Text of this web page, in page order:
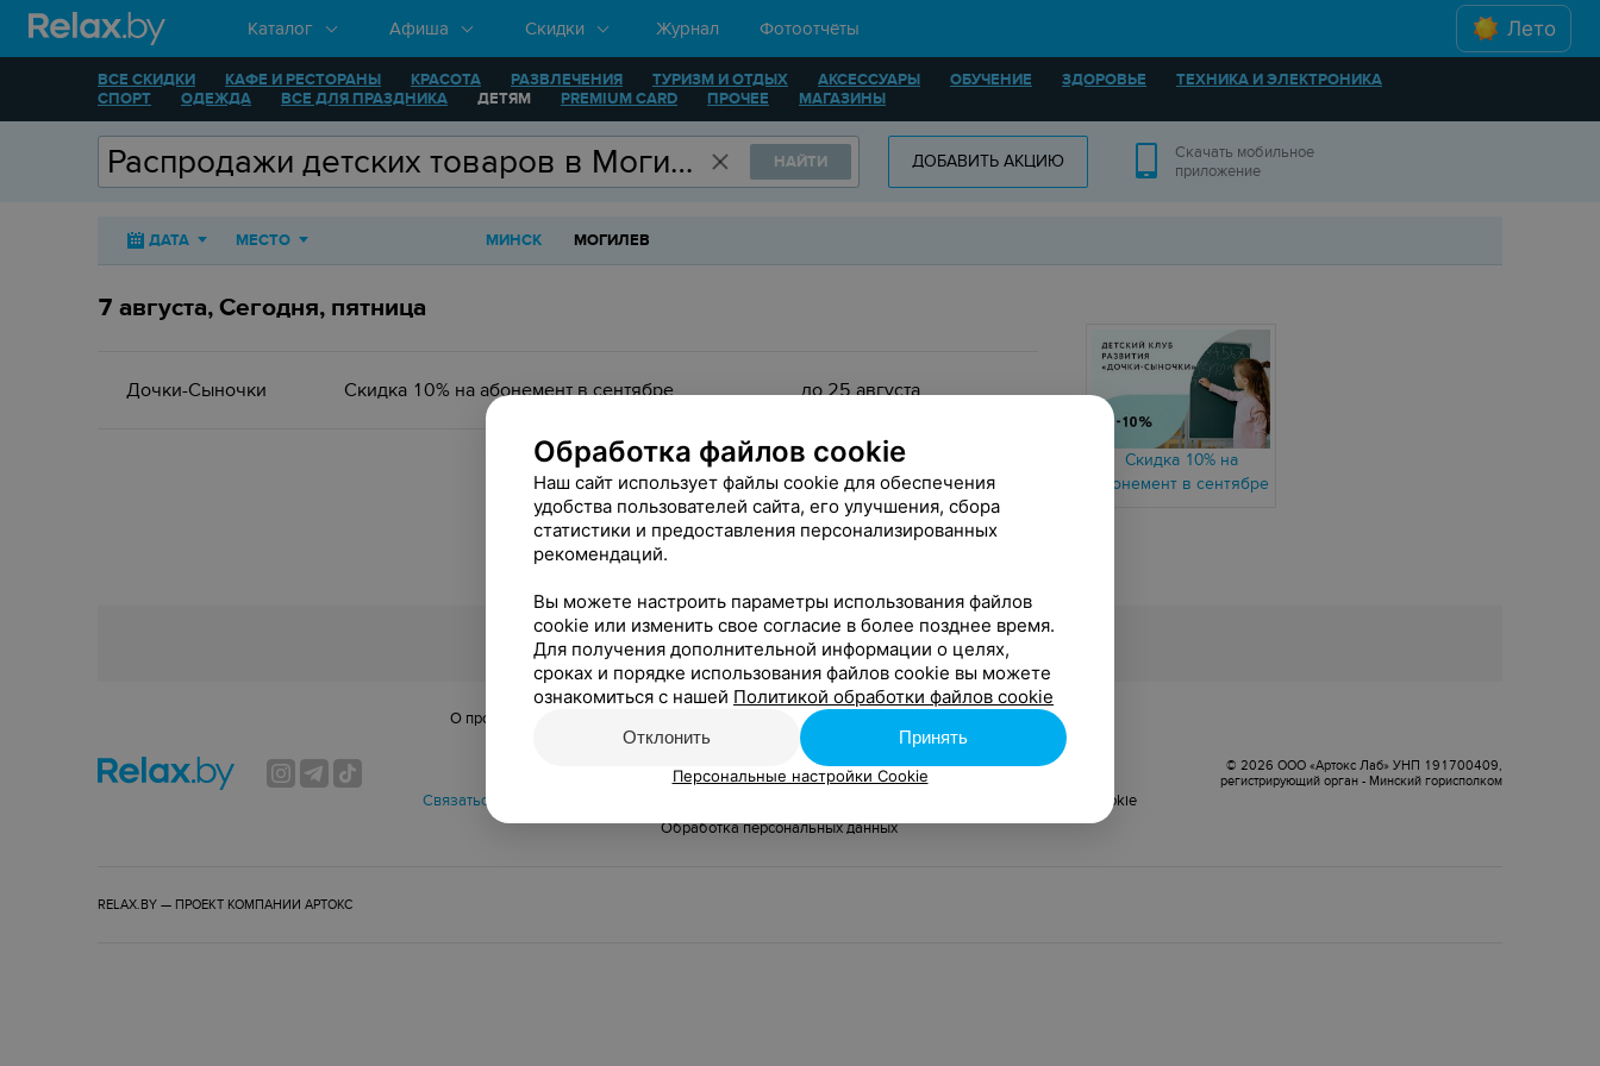
Каталог Афиша Скидки Журнал Фотоотчёты Лето
ВСЕ СКИДКИ КАФЕ И РЕСТОРАНЫ КРАСОТА РАЗВЛЕЧЕНИЯ ТУРИЗМ И ОТДЫХ АКСЕССУАРЫ ОБУЧЕНИЕ ЗДОРОВЬЕ
ТЕХНИКА И ЭЛЕКТРОНИКА
СПОРТ
ОДЕЖДА ВСЕ ДЛЯ ПРАЗДНИКА ДЕТЯМ PREMIUM CARD ПРОЧЕЕ МАГАЗИНЫ
НАЙТИ ДОБАВИТЬ АКЦИЮ
Скачать мобильное
приложение
ДАТА МЕСТО МИНСК МОГИЛЕВ
7 августа, Сегодня, пятница
Дочки-Сыночки Скидка 10% на абонемент в сентябре до 25 августа
Скидка 10% на
абонемент в сентябре
У нас не все акции? Добавить акцию
О проекте Размещение рекламы
Публичный договор
Публичный договор по использованию сервиса «Афиша»
Пользовательское соглашение
Написать руководителю Relax.by
Связаться по вопросам сотрудничества
Персональные настройки cookie
Обработка персональных данных
© 2026 ООО «Артокс Лаб» УНП 191700409,
регистрирующий орган - Минский горисполком
RELAX.BY — ПРОЕКТ КОМПАНИИ АРТОКС
Обработка файлов cookie
Наш сайт использует файлы cookie для обеспечения
удобства пользователей сайта, его улучшения, сбора
статистики и предоставления персонализированных
рекомендаций.
Вы можете настроить параметры использования файлов
cookie или изменить свое согласие в более позднее время.
Для получения дополнительной информации о целях,
сроках и порядке использования файлов cookie вы можете
ознакомиться с нашей Политикой обработки файлов cookie
Отклонить Принять
Персональные настройки Cookie